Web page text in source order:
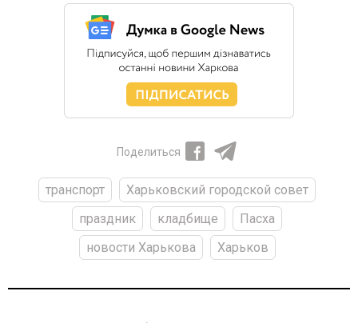
Поделиться
транспорт
Харьковский городской совет
праздник
кладбище
Пасха
новости Харькова
Харьков